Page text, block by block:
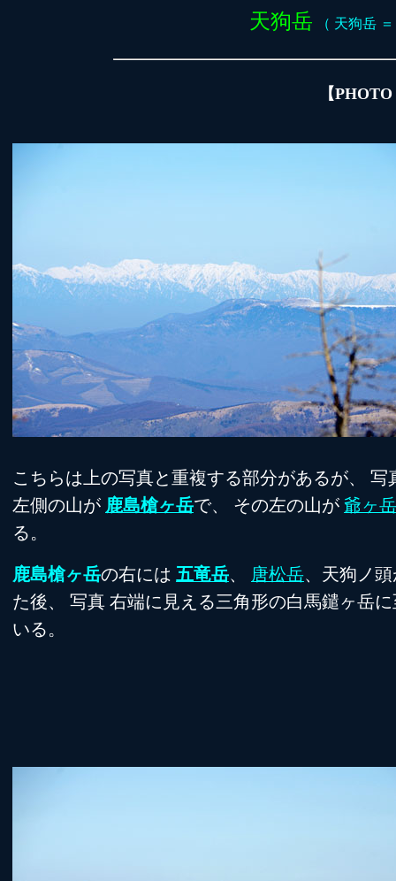
天狗岳 （ 天狗岳
【
こちらは上の写真と重複する部分があるが、 写
左側の山が 鹿島槍ヶ岳で、 その左の山が 爺ヶ岳
る。
鹿島槍ヶ岳の右には 五竜岳、 唐松岳、天狗ノ
た後、 写真 右端に見える三角形の白馬鑓ヶ岳
いる。